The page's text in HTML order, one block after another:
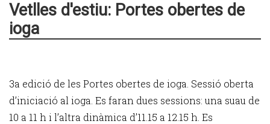
Vetlles d'estiu: Portes obertes de
ioga
3a edició de les Portes obertes de ioga. Sessió oberta
d’iniciació al ioga. Es faran dues sessions: una suau de
10 a 11 h i l’altra dinàmica d’11.15 a 12.15 h. Es